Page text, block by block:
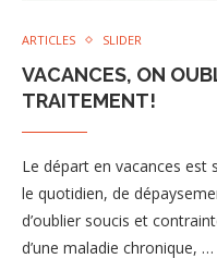
ARTICLES SLIDER
VACANCES, ON
TRAITEMENT!
Le départ en vacances est
le quotidien, de
d’oublier soucis et
d’une maladie chronique, …